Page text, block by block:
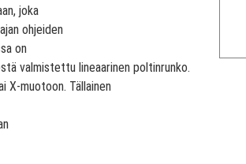
joka
ohjeiden
on
valmistettu lineaarinen poltinrunko.
X-muotoon. Tällainen